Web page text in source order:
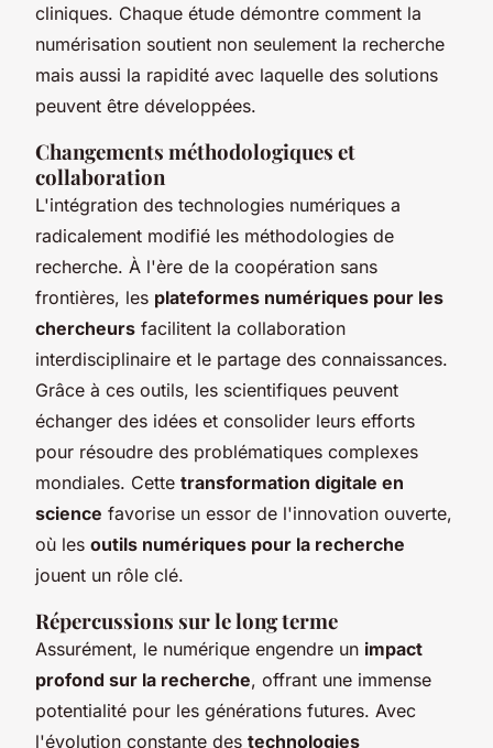
cliniques. Chaque étude démontre comment la
numérisation soutient non seulement la recherche
mais aussi la rapidité avec laquelle des solutions
peuvent être développées.
Changements méthodologiques et
collaboration
L'intégration des technologies numériques a
radicalement modifié les méthodologies de
recherche. À l'ère de la coopération sans
frontières, les plateformes numériques pour les
chercheurs facilitent la collaboration
interdisciplinaire et le partage des connaissances.
Grâce à ces outils, les scientifiques peuvent
échanger des idées et consolider leurs efforts
pour résoudre des problématiques complexes
mondiales. Cette transformation digitale en
science favorise un essor de l'innovation ouverte,
où les outils numériques pour la recherche
jouent un rôle clé.
Répercussions sur le long terme
Assurément, le numérique engendre un impact
profond sur la recherche, offrant une immense
potentialité pour les générations futures. Avec
l'évolution constante des technologies